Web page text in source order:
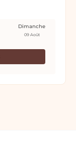
Dimanche
09 Août